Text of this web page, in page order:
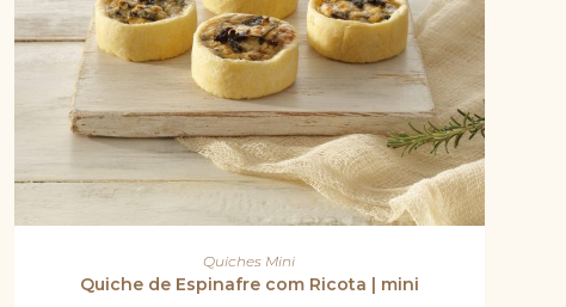
site
Quiches Mini
Quiche de Espinafre com Ricota | mini